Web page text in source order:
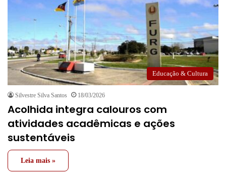
Educação & Cultura
Silvestre Silva Santos 18/03/2026
Acolhida integra calouros com
atividades acadêmicas e ações
sustentáveis
Leia mais »